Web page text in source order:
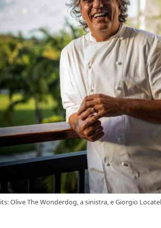
Olive The Wonderdog, a sinistra, e Giorgio